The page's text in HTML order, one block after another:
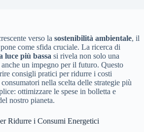
verso la sostenibilità ambientale, il
come sfida cruciale. La ricerca di
luce più bassa si rivela non solo una
anche un impegno per il futuro. Questo
consigli pratici per ridurre i costi
nella scelta delle strategie più
ottimizzare le spese in bolletta e
nostro pianeta.
Ridurre i Consumi Energetici